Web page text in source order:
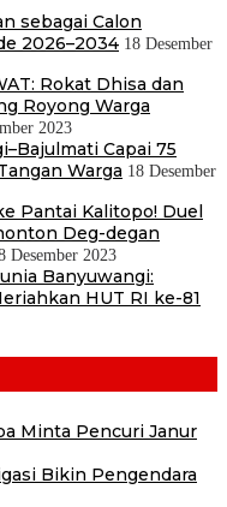
sebagai Calon
2026–2034 18 Desember
Rokat Dhisa dan
Royong Warga
2023
Capai 75
Warga 18 Desember
Pantai Kalitopo! Duel
Deg-degan
Desember 2023
Banyuwangi:
HUT RI ke-81
Minta Pencuri Janur
Bikin Pengendara